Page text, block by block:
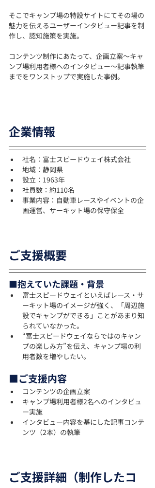
そこでキャンプ場の特設サイトにてその場の
魅力を伝えるユーザーインタビュー記事を制
作し、認知施策を実施。
コンテンツ制作にあたって、企画立案〜キャ
ンプ場利用者様へのインタビュー〜記事執筆
までをワンストップで実施した事例。
企業情報
社名：富士スピードウェイ株式会社
地域：静岡県
設立：1963年
社員数：約110名
事業内容：自動車レースやイベントの企
画運営、サーキット場の保守保全
ご支援概要
■抱えていた課題・背景
富士スピードウェイといえばレース・サ
ーキット場のイメージが強く、「周辺施
設でキャンプができる」ことがあまり知
られていなかった。
“富士スピードウェイならではのキャン
プの楽しみ方”を伝え、キャンプ場の利
用者数を増やしたい。
■ご支援内容
コンテンツの企画立案
キャンプ場利用者様2名へのインタビュ
ー実施
インタビュー内容を基にした記事コンテ
ンツ（2本）の執筆
ご支援詳細（制作したコ